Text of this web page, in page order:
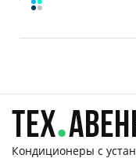
Кондиционеры с